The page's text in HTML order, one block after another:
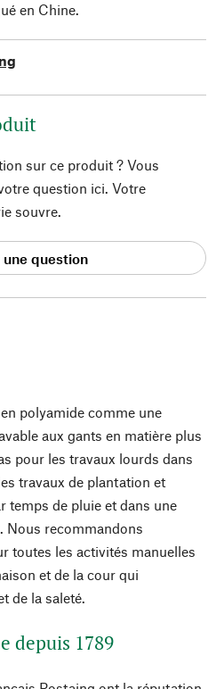
polyamide comme une
aux gants en matière plus
pour les travaux lourds dans
travaux de plantation et
temps de pluie et dans une
Nous recommandons
toutes les activités manuelles
et de la cour qui
de la saleté.
depuis 1789
en Chine.
sur ce produit ? Vous
question ici. Votre
souvre.
une question